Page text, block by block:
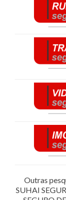
Outras
SUHAI